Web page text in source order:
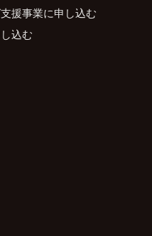
援事業に申し込む
込む